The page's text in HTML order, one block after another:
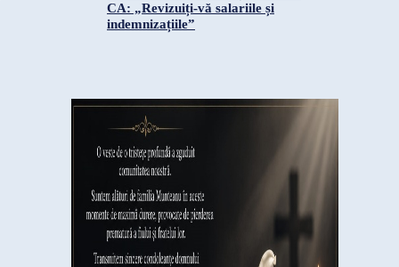
CA: „Revizuiți-vă salariile și
indemnizațiile”